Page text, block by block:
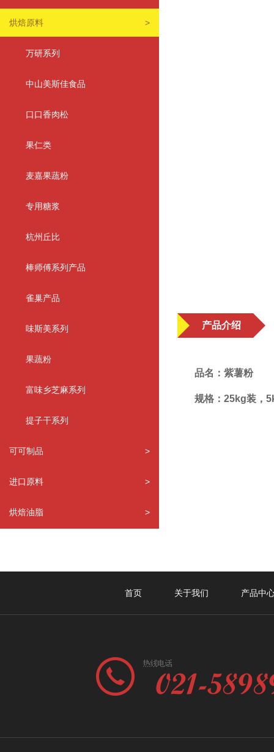
烘焙原料 >
万研系列
中山美斯佳食品
口口香肉松
果仁类
麦嘉果蔬粉
专用糖浆
杭州丘比
棒师傅系列产品
雀巢产品
味斯美系列
果蔬粉
富味乡芝麻系列
提子干系列
可可制品 >
进口原料 >
烘焙油脂 >
产品介绍
品名：紫薯粉
规格：25kg装，
首页 关于我们 产品中